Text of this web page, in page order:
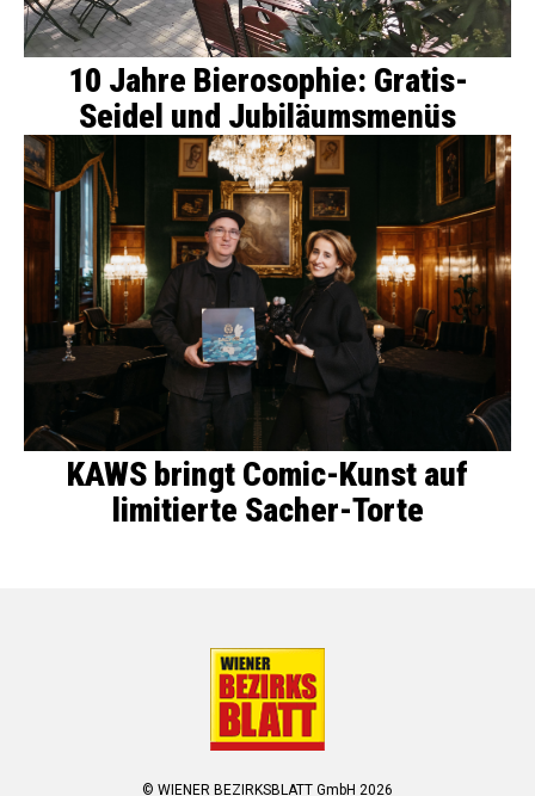
10 Jahre Bierosophie: Gratis-
Seidel und Jubiläumsmenüs
KAWS bringt Comic-Kunst auf
limitierte Sacher-Torte
© WIENER BEZIRKSBLATT GmbH 2026